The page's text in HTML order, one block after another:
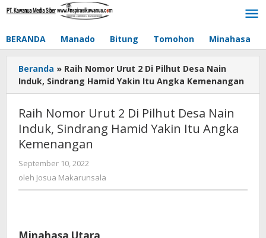
Lewati
BERANDA Manado Bitung Tomohon Minahasa
Beranda » Raih Nomor Urut 2 Di Pilhut Desa Nain
Induk, Sindrang Hamid Yakin Itu Angka Kemenangan
Raih Nomor Urut 2 Di Pilhut Desa Nain
Induk, Sindrang Hamid Yakin Itu Angka
Kemenangan
September 10, 2022
Josua
oleh Josua Makarunsala